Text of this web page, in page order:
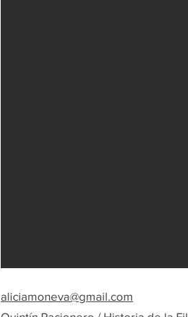
aliciamoneva@gmail.com